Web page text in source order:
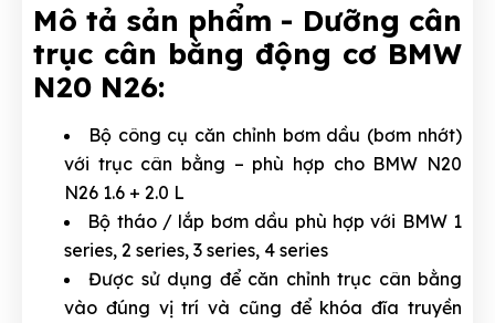
Mô tả sản phẩm - Dưỡng cân
trục cân bằng động cơ BMW
N20 N26:
Bộ công cụ căn chỉnh bơm dầu (bơm nhớt)
với trục cân bằng – phù hợp cho BMW N20
N26 1.6 + 2.0 L
Bộ tháo / lắp bơm dầu phù hợp với BMW 1
series, 2 series, 3 series, 4 series
Được sử dụng để căn chỉnh trục cân bằng
vào đúng vị trí và cũng để khóa đĩa truyền